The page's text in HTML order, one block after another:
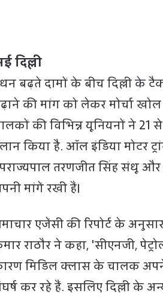
दिल्ली
बढ़ते दामों के बीच दिल्ली के
की मांग को लेकर मोर्चा
की विभिन्न यूनियनों ने
किया है. ऑल इंडिया मोटर
तरणजीत सिंह संधू और
मांगें रखी हैं।
एजेंसी की रिपोर्ट के
राठौर ने कहा, 'सीएनजी,
मिडिल क्लास के चालक
कर रहे हैं. इसलिए दिल्ली के